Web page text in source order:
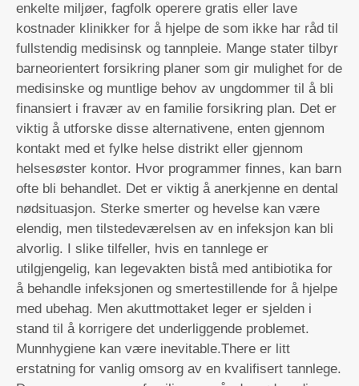
enkelte miljøer, fagfolk operere gratis eller lave
kostnader klinikker for å hjelpe de som ikke har råd til
fullstendig medisinsk og tannpleie. Mange stater tilbyr
barneorientert forsikring planer som gir mulighet for de
medisinske og muntlige behov av ungdommer til å bli
finansiert i fravær av en familie forsikring plan. Det er
viktig å utforske disse alternativene, enten gjennom
kontakt med et fylke helse distrikt eller gjennom
helsesøster kontor. Hvor programmer finnes, kan barn
ofte bli behandlet. Det er viktig å anerkjenne en dental
nødsituasjon. Sterke smerter og hevelse kan være
elendig, men tilstedeværelsen av en infeksjon kan bli
alvorlig. I slike tilfeller, hvis en tannlege er
utilgjengelig, kan legevakten bistå med antibiotika for
å behandle infeksjonen og smertestillende for å hjelpe
med ubehag. Men akuttmottaket leger er sjelden i
stand til å korrigere det underliggende problemet.
Munnhygiene kan være inevitable.There er litt
erstatning for vanlig omsorg av en kvalifisert tannlege.